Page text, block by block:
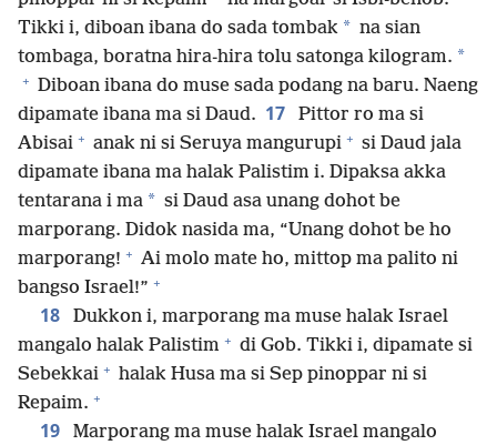
Tikki i, diboan ibana do sada tombak * na sian
tombaga, boratna hira-hira tolu satonga kilogram. *
+ Diboan ibana do muse sada podang na baru. Naeng
dipamate ibana ma si Daud. 17
Pittor ro ma si
Abisai + anak ni si Seruya mangurupi + si Daud jala
dipamate ibana ma halak Palistim i. Dipaksa akka
tentarana i ma * si Daud asa unang dohot be
marporang. Didok nasida ma, “Unang dohot be ho
marporang! + Ai molo mate ho, mittop ma palito ni
bangso Israel!” +
18
Dukkon i, marporang ma muse halak Israel
mangalo halak Palistim + di Gob. Tikki i, dipamate si
Sebekkai + halak Husa ma si Sep pinoppar ni si
Repaim. +
19
Marporang ma muse halak Israel mangalo